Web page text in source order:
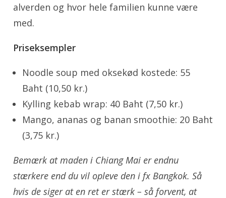
alverden og hvor hele familien kunne være
med.
Priseksempler
Noodle soup med oksekød kostede: 55
Baht (10,50 kr.)
Kylling kebab wrap: 40 Baht (7,50 kr.)
Mango, ananas og banan smoothie: 20 Baht
(3,75 kr.)
Bemærk at maden i Chiang Mai er endnu
stærkere end du vil opleve den i fx Bangkok. Så
hvis de siger at en ret er stærk – så forvent, at